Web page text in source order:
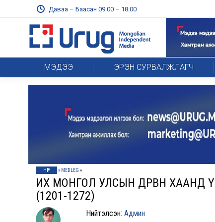
Даваа – Баасан 09:00 – 18:00
МЭДЭЭ ЭРЭН СУРВАЛЖЛАГЧ
НҮҮР » MEDLEG »
ИX МОНГОЛ УЛСЫН ДӨРВӨН
(1201-1272)
Нийтэлсэн:Админ